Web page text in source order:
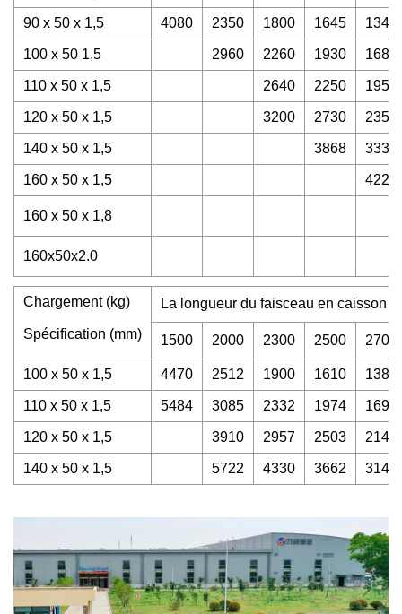
90 x 50 x 1,5 4080 2350 1800 1645 1345
100 x 50 1,5 2960 2260 1930 1680
110 x 50 x 1,5 2640 2250 1950
120 x 50 x 1,5 3200 2730 2358
140 x 50 x 1,5 3868 3330
160 x 50 x 1,5 4220
160 x 50 x 1,8
160x50x2.0
Chargement (kg)
Spécification (mm)
La longueur du faisceau en caisson
1500 2000 2300 2500 2700
100 x 50 x 1,5 4470 2512 1900 1610 1380
110 x 50 x 1,5 5484 3085 2332 1974 1693
120 x 50 x 1,5 3910 2957 2503 2146
140 x 50 x 1,5 5722 4330 3662 3140